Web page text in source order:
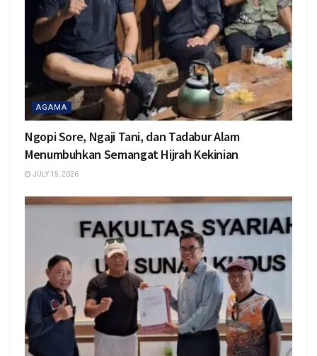
AGAMA
Ngopi Sore, Ngaji Tani, dan Tadabur Alam
Menumbuhkan Semangat Hijrah Kekinian
JULY 15, 2026